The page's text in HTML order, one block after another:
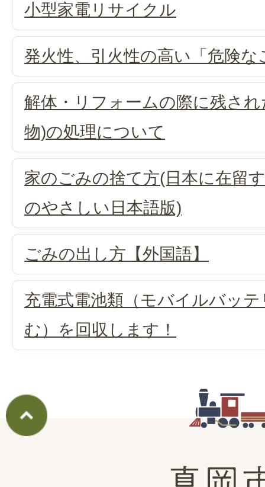
小型家電リサイクル
発火性、引火性の高い「危険
解体・リフォームの際に残さ
物)の処理について
家のごみの捨て方(日本に在留
のやさしい日本語版)
ごみの出し方【外国語】
充電式電池類（モバイルバッ
む）を回収します！
真